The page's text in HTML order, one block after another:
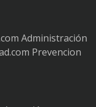
Administración
Prevencion